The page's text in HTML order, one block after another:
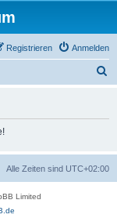
Anmelden
Registrieren
Alle Zeiten sind UTC+02:00
Limited